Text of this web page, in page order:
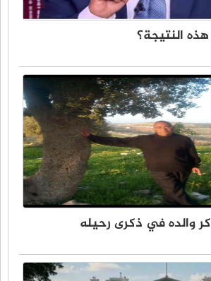
النتيجة؟
والده في ذكرى رحيله